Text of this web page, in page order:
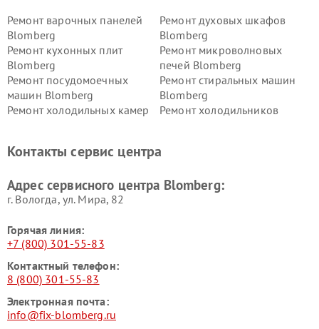
Ремонт варочных панелей
Blomberg
Ремонт духовых шкафов
Blomberg
Ремонт кухонных плит
Blomberg
Ремонт микроволновых
печей Blomberg
Ремонт посудомоечных
машин Blomberg
Ремонт стиральных машин
Blomberg
Ремонт холодильных камер
Ремонт холодильников
Контакты сервис центра
Адрес сервисного центра Blomberg:
г. Вологда, ул. Мира, 82
Горячая линия:
+7 (800) 301-55-83
Контактный телефон:
8 (800) 301-55-83
Электронная почта:
info@fix-blomberg.ru